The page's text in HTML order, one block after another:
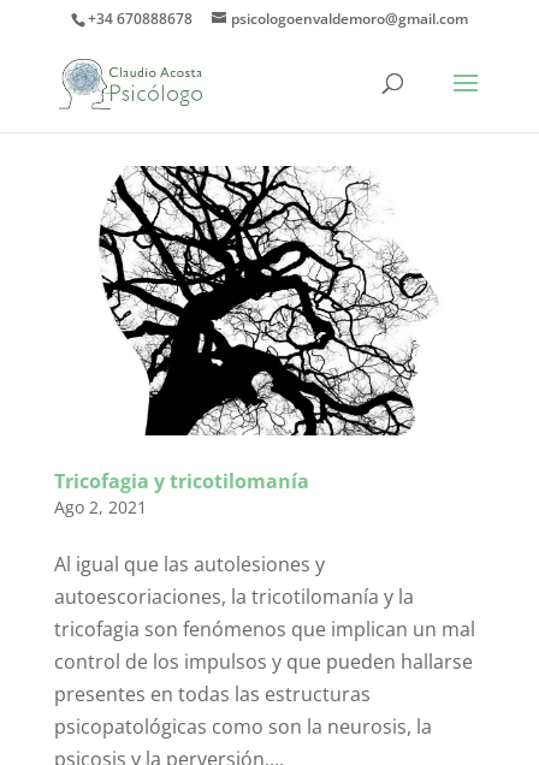
+34 670888678 psicologoenvaldemoro@gmail.com
Tricofagia y tricotilomanía
Ago 2, 2021
Al igual que las autolesiones y
autoescoriaciones, la tricotilomanía y la
tricofagia son fenómenos que implican un mal
control de los impulsos y que pueden hallarse
presentes en todas las estructuras
psicopatológicas como son la neurosis, la
psicosis y la perversión....